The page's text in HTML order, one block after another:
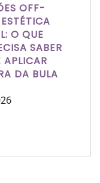
OFF-
O QUE
SABER
APLICAR
DA BULA